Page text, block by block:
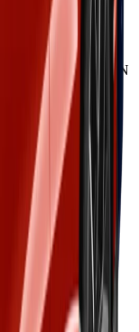
préservant l'ADN
ultra-rapide
avec options,
d'émotion